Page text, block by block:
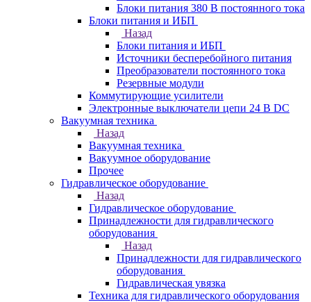
Блоки питания 380 В постоянного тока
Блоки питания и ИБП
Назад
Блоки питания и ИБП
Источники бесперебойного питания
Преобразователи постоянного тока
Резервные модули
Коммутирующие усилители
Электронные выключатели цепи 24 В DC
Вакуумная техника
Назад
Вакуумная техника
Вакуумное оборудование
Прочее
Гидравлическое оборудование
Назад
Гидравлическое оборудование
Принадлежности для гидравлического
оборудования
Назад
Принадлежности для гидравлического
оборудования
Гидравлическая увязка
Техника для гидравлического оборудования